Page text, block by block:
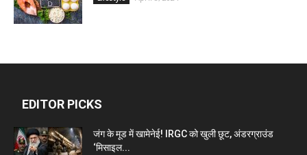
EDITOR PICKS
जंग के मूड में खामेनेई! IRGC को खुली छूट, अंडरग्राउंड
‘मिसाइल...